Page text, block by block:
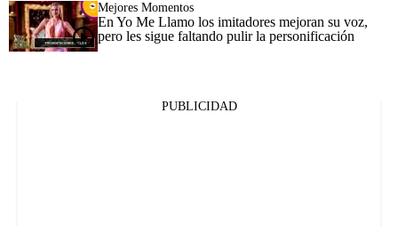
Mejores Momentos
En Yo Me Llamo los imitadores mejoran su voz,
pero les sigue faltando pulir la personificación
PUBLICIDAD